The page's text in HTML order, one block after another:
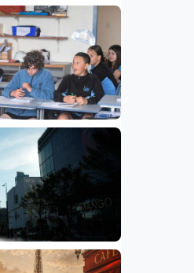
dunia
mata
dari AI hingga